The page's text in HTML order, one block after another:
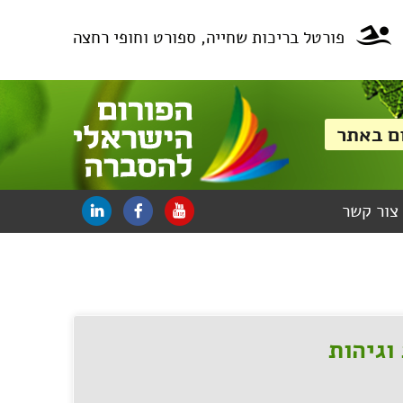
פורטל בריכות שחייה, ספורט וחופי רחצה
צור קשר